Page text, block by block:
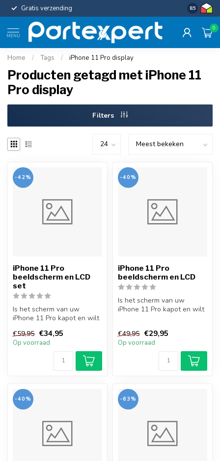
Gratis verzending Uniforme
8.5
MENU
0
Home / Tags / iPhone 11 Pro display
Producten getagd met iPhone 11
Pro display
Filters
-42%
iPhone 11 Pro
beeldscherm en LCD
set
Is het scherm van uw
iPhone 11 Pro kapot en wilt
s...
€59,95 €34,95
Op voorraad
-40%
iPhone 11 Pro
beeldscherm en LCD
Is het scherm van uw
iPhone 11 Pro kapot en wilt
€49,95 €29,95
Op voorraad
-40% -63%